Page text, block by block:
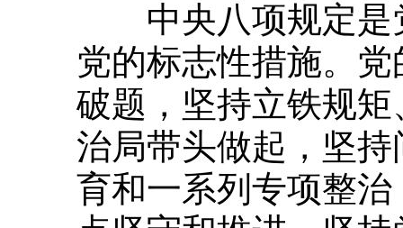
中央八项规定是
党的标志性措施。
破题，坚持立铁规
治局带头做起，坚
育和一系列专项整